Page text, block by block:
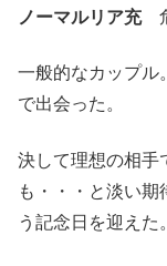
ノーマルリア充
一般的なカップル
で出会った。
決して理想の相手
も・・・と淡い
う記念日を迎えた。